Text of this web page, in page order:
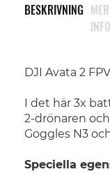
BESKRIVNING
DJI Avata 2
I det här 3x
2-drönaren
Goggles N3
Speciella
MER